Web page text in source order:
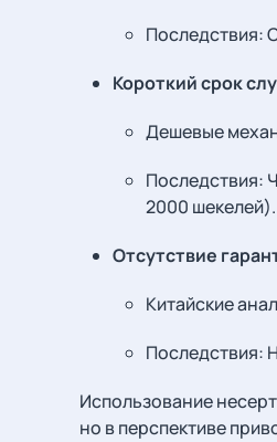
Последствия:
Короткий срок
Дешевые
Последствия:
2000 шекелей).
Отсутствие
Китайские
Последствия:
Использование
но в перспективе